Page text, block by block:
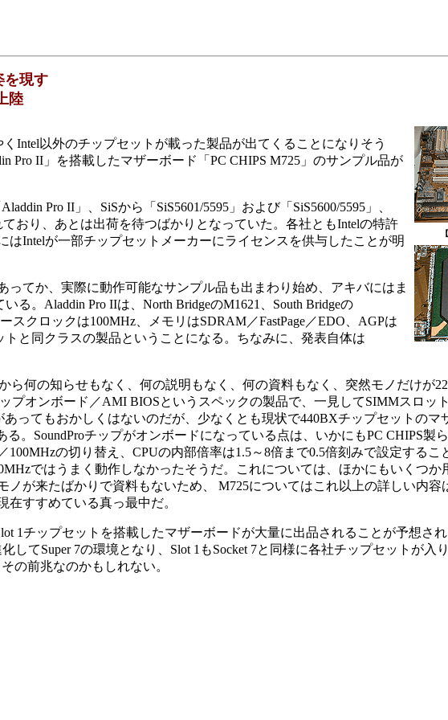
を現す
陸
Intel以外のチップセットが載った製品が出てくることになりそう
Pro II」を搭載したマザーボード「PC CHIPS M725」のサンプル品が
Pro II」、SiSから「SiS5601/5595」および「SiS5600/5595」、
おり、あとは出荷を待つばかりとなっていた。各社ともIntelの特許
Intelが一部チップセットメーカーにライセンスを供与したことが明
てか、実際に動作可能なサンプル品も出まわり始め、アキバにはま
る。Aladdin Pro IIは、North BridgeのM1621、South Bridgeの
クロックは100MHz、メモリはSDRAM／FastPage／EDO、AGPは
と同クラスの製品ということになる。ちなみに、発表自体は
何の知らせもなく、何の説明もなく、何の資料もなく、突然モノだけが
プオンボード／AMI BIOSというスペックの製品で、一見してSIMMスロッ
ってもおかしくはないのだが、少なくとも現状で440BXチップセットの
。SoundProチップがオンボードになっている点は、いかにもPC CHIPS製
の切り替え、CPUの内部倍率は1.5～8倍まで0.5倍刻みで設定する
ではうまく動作しなかったそうだ。これについては、ほかにもいくつ
が来たばかりで資料もないため、 M725についてはこれ以上の詳しい内
すすめている真っ最中だ。
1チップセットを搭載したマザーボードが大量に出品されることが予想さ
してSuper 7の環境となり、Slot 1もSocket 7と同様に各社チップセットが
の前兆なのかもしれない。